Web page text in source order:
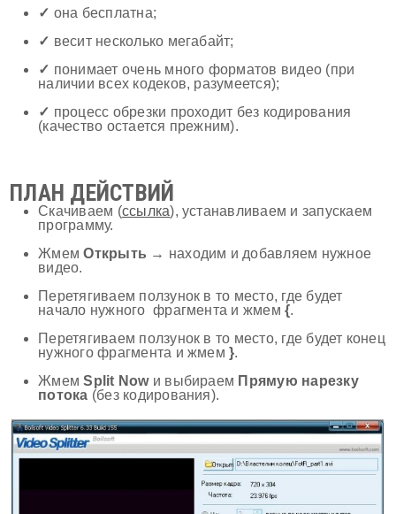
✓ она бесплатна;
✓ весит несколько мегабайт;
✓ понимает очень много форматов видео (при
наличии всех кодеков, разумеется);
✓ процесс обрезки проходит без кодирования
(качество остается прежним).
ПЛАН ДЕЙСТВИЙ
Скачиваем (ссылка), устанавливаем и запускаем
программу.
ЖмемОткрыть → находим и добавляем нужное
видео.
Перетягиваем ползунок в то место, где будет
начало нужного фрагмента и жмем{.
Перетягиваем ползунок в то место, где будет конец
нужного фрагмента и жмем}.
ЖмемSplit Nowи выбираем Прямую нарезку
потока (без кодирования).